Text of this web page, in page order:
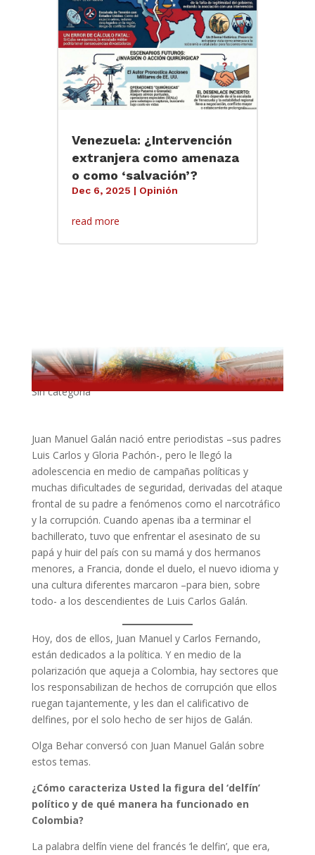
Venezuela: ¿Intervención
extranjera como amenaza
o como ‘salvación’?
Dec 6, 2025 | Opinión
read more
“No somos delfines, somos más bien los
huérfanos de la esperanza de todo un país”.
Sin categoría
Juan Manuel Galán nació entre periodistas –sus padres
Luis Carlos y Gloria Pachón-, pero le llegó la
adolescencia en medio de campañas políticas y
muchas dificultades de seguridad, derivadas del ataque
frontal de su padre a fenómenos como el narcotráfico
y la corrupción. Cuando apenas iba a terminar el
bachillerato, tuvo que enfrentar el asesinato de su
papá y huir del país con su mamá y dos hermanos
menores, a Francia, donde el duelo, el nuevo idioma y
una cultura diferentes marcaron –para bien, sobre
todo- a los descendientes de Luis Carlos Galán.
Hoy, dos de ellos, Juan Manuel y Carlos Fernando,
están dedicados a la política. Y en medio de la
polarización que aqueja a Colombia, hay sectores que
los responsabilizan de hechos de corrupción que ellos
ruegan tajantemente, y les dan el calificativo de
delfines, por el solo hecho de ser hijos de Galán.
Olga Behar conversó con Juan Manuel Galán sobre
estos temas.
¿Cómo caracteriza Usted la figura del ‘delfín’
político y de qué manera ha funcionado en
Colombia?
La palabra delfín viene del francés ‘le delfin’, que era,